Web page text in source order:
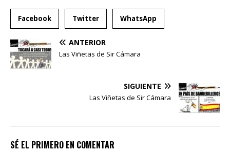
Facebook Twitter WhatsApp
ANTERIOR
Las Viñetas de Sir Cámara
SIGUIENTE
Las Viñetas de Sir Cámara
SÉ EL PRIMERO EN COMENTAR